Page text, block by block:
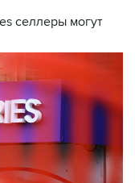
селлеры могут